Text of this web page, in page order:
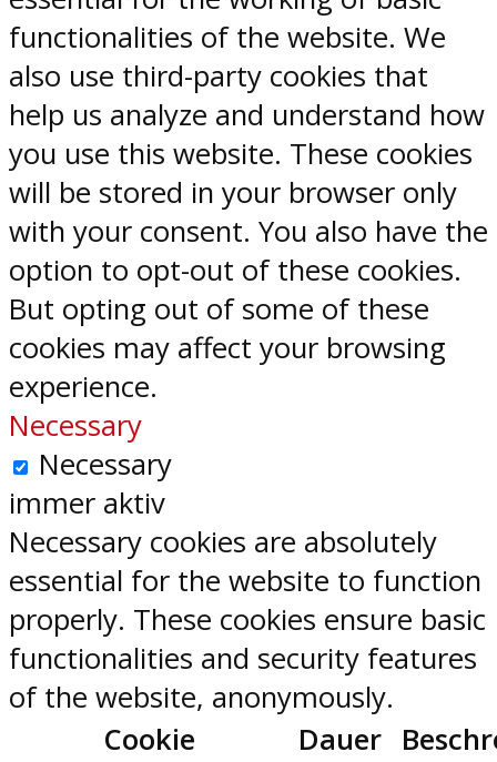
functionalities of the website. We
also use third-party cookies that
help us analyze and understand how
you use this website. These cookies
will be stored in your browser only
with your consent. You also have the
option to opt-out of these cookies.
But opting out of some of these
cookies may affect your browsing
experience.
Necessary
Necessary
immer aktiv
Necessary cookies are absolutely
essential for the website to function
properly. These cookies ensure basic
functionalities and security features
of the website, anonymously.
Cookie
Dauer